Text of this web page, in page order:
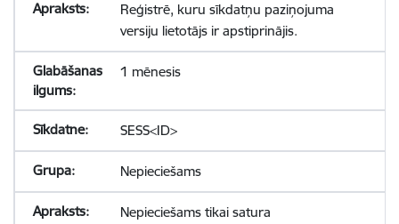
Reģistrē, kuru sīkdatņu paziņojuma
versiju lietotājs ir apstiprinājis.
1 mēnesis
SESS<ID>
Nepieciešams
Nepieciešams tikai satura